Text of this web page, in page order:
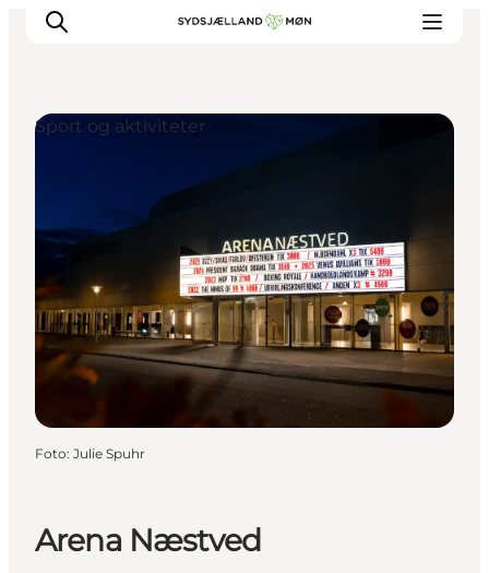
Byer og steder
Events
Spis
Overnat
Planlæg din tur
Arena Næstved
Sport og aktiviteter
Foto: Julie Spuhr